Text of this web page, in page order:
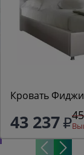
Кровать
43 237